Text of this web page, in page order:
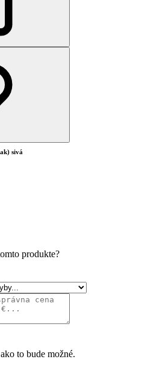
sivá
produkte?
to bude možné.